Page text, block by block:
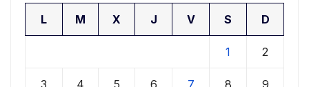
L M X J V S D
1 2
3 4 5 6 7 8 9